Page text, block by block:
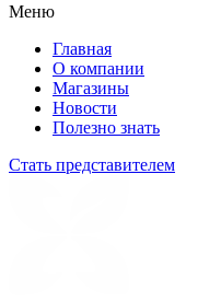
Меню
Главная
О компании
Магазины
Новости
Полезно знать
Стать представителем